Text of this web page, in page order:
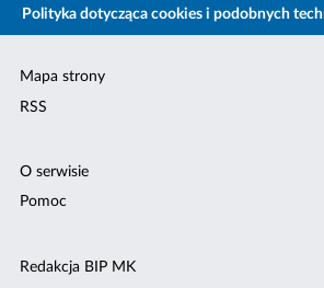
Polityka dotycząca cookies i podobnych
Mapa strony
RSS
O serwisie
Pomoc
Redakcja BIP MK